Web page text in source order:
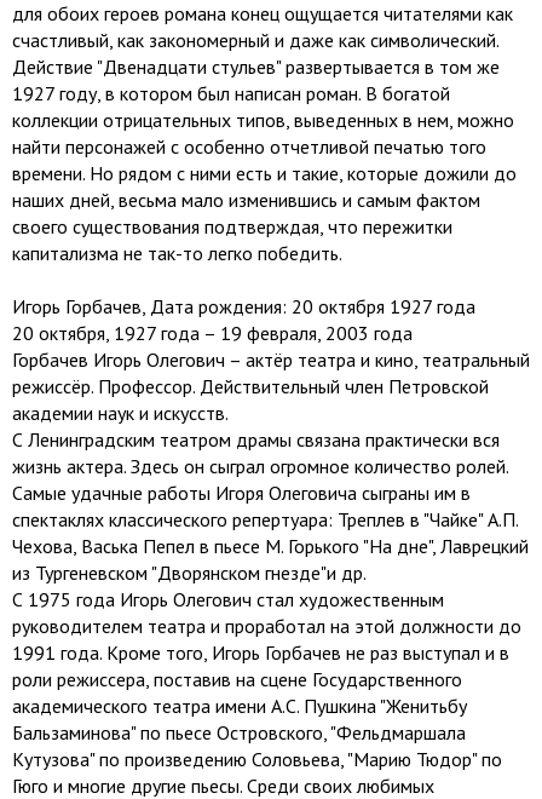
для обоих героев романа конец ощущается читателями как
счастливый, как закономерный и даже как символический.
Действие "Двенадцати стульев" развертывается в том же
1927 году, в котором был написан роман. В богатой
коллекции отрицательных типов, выведенных в нем, можно
найти персонажей с особенно отчетливой печатью того
времени. Но рядом с ними есть и такие, которые дожили до
наших дней, весьма мало изменившись и самым фактом
своего существования подтверждая, что пережитки
капитализма не так-то легко победить.
Игорь Горбачев, Дата рождения: 20 октября 1927 года
20 октября, 1927 года – 19 февраля, 2003 года
Горбачев Игорь Олегович – актёр театра и кино, театральный
режиссёр. Профессор. Действительный член Петровской
академии наук и искусств.
С Ленинградским театром драмы связана практически вся
жизнь актера. Здесь он сыграл огромное количество ролей.
Самые удачные работы Игоря Олеговича сыграны им в
спектаклях классического репертуара: Треплев в "Чайке" А.П.
Чехова, Васька Пепел в пьесе М. Горького "На дне", Лаврецкий
из Тургеневском "Дворянском гнезде"и др.
С 1975 года Игорь Олегович стал художественным
руководителем театра и проработал на этой должности до
1991 года. Кроме того, Игорь Горбачев не раз выступал и в
роли режиссера, поставив на сцене Государственного
академического театра имени А.С. Пушкина "Женитьбу
Бальзаминова" по пьесе Островского, "Фельдмаршала
Кутузова" по произведению Соловьева, "Марию Тюдор" по
Гюго и многие другие пьесы. Среди своих любимых